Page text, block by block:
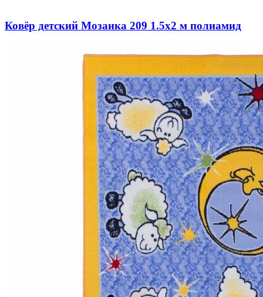
Ковёр детский Мозаика 209 1.5x2 м полиамид